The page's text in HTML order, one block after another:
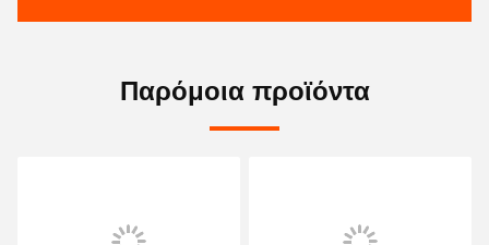
Παρόμοια προϊόντα